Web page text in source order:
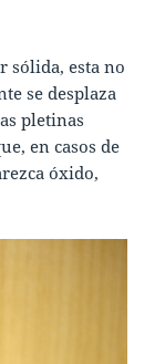
sólida, esta no
se desplaza
pletinas
en casos de
óxido,